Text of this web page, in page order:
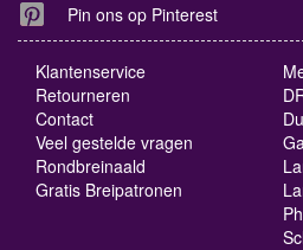
Pin ons op Pinterest
Klantenservice
Retourneren
Contact
Veel gestelde vragen
Rondbreinaald
Gratis Breipatronen